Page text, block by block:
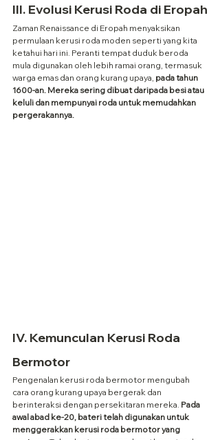
III. Evolusi Kerusi Roda di Eropah
Zaman Renaissance di Eropah menyaksikan
permulaan kerusi roda moden seperti yang kita
ketahui hari ini. Peranti tempat duduk beroda
mula digunakan oleh lebih ramai orang, termasuk
warga emas dan orang kurang upaya, pada tahun
1600-an. Mereka sering dibuat daripada besi atau
keluli dan mempunyai roda untuk memudahkan
pergerakannya.
IV. Kemunculan Kerusi Roda
Bermotor
Pengenalan kerusi roda bermotor mengubah
cara orang kurang upaya bergerak dan
berinteraksi dengan persekitaran mereka. Pada
awal abad ke-20, bateri telah digunakan untuk
menggerakkan kerusi roda bermotor yang